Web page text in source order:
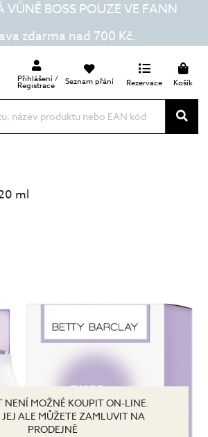
VŮNĚ BOSS POUZE VE FANN
zdarma nad 700 Kč.
Přihlášení /
Registrace Seznam přání Rezervace Košík
ml
NENÍ MOŽNÉ KOUPIT ON-LINE.
JEJ ALE MŮŽETE ZAMLUVIT NA
PRODEJNĚ